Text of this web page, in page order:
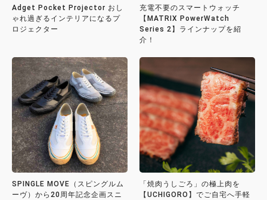
Adget Pocket Projector おし
ゃれ過ぎるインテリアになるプ
ロジェクター
充電不要のスマートウォッチ
【MATRIX PowerWatch
Series 2】ラインナップを紹
介！
SPINGLE MOVE（スピングルム
ーヴ）から20周年記念企画スニ
「焼肉うしごろ」の極上肉を
【UCHIGORO】でご自宅へ手軽